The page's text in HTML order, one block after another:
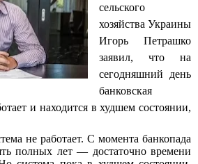
сельского
хозяйства Украины
Игорь Петрашко
заявил, что на
сегодняшний день
банковская
и находится в худшем состоянии,
не работает. С момента банкопада
полных лет — достаточно времени